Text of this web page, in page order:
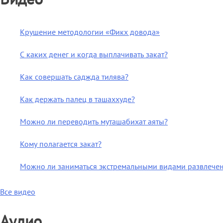
Крушение методологии «Фикх довода»
С каких денег и когда выплачивать закат?
Как совершать саджда тилява?
Как держать палец в ташаххуде?
Можно ли переводить муташабихат аяты?
Кому полагается закат?
Можно ли заниматься экстремальными видами
Все видео